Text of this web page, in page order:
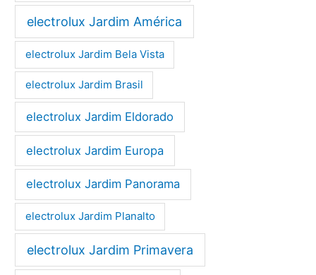
electrolux Jardim América
electrolux Jardim Bela Vista
electrolux Jardim Brasil
electrolux Jardim Eldorado
electrolux Jardim Europa
electrolux Jardim Panorama
electrolux Jardim Planalto
electrolux Jardim Primavera